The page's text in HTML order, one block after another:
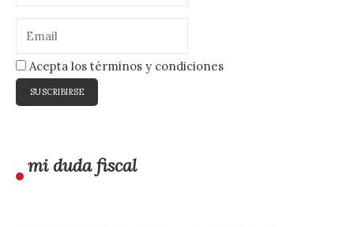
Acepta los términos y condiciones
mi duda fiscal